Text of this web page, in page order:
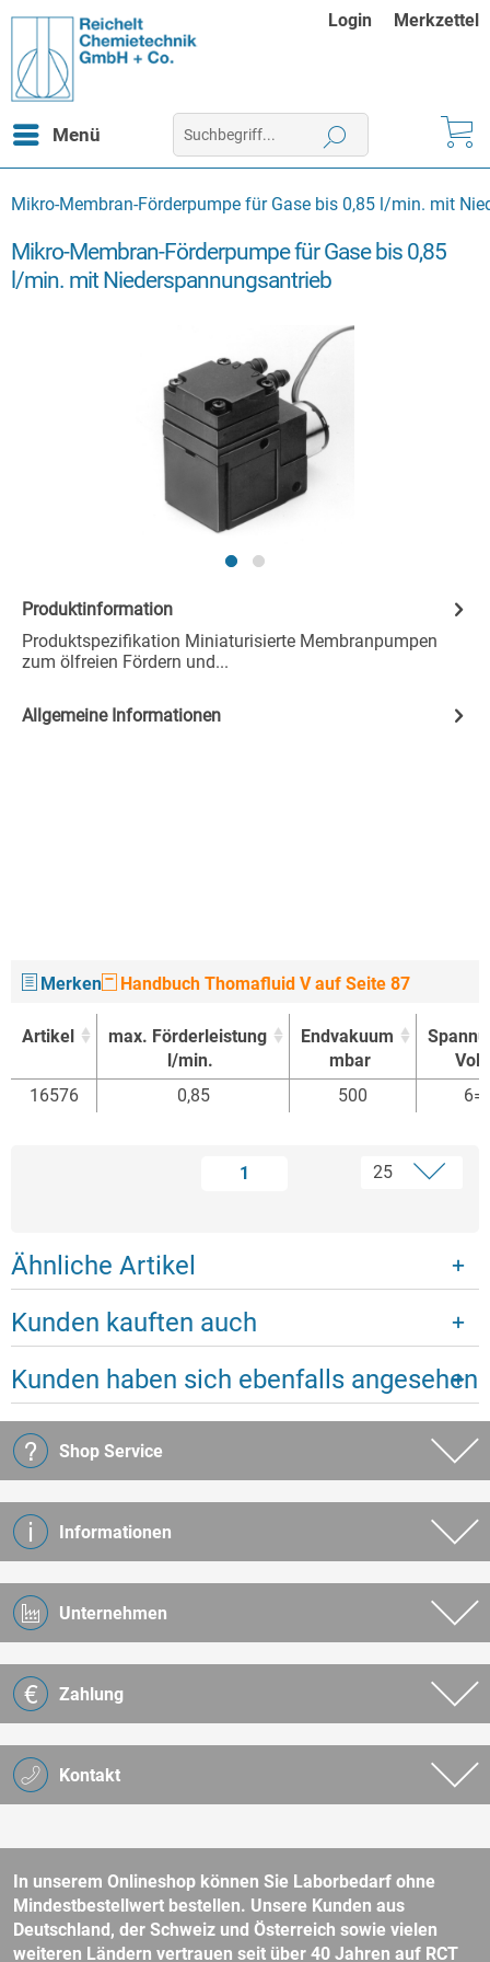
Login Merkzettel
Menü
Mikro-Membran-Förderpumpe für Gase bis 0,85 l/min. mit
Mikro-Membran-Förderpumpe für Gase bis 0,85
l/min. mit Niederspannungsantrieb
Produktinformation
Produktspezifikation Miniaturisierte Membranpumpen
zum ölfreien Fördern und...
Allgemeine Informationen
Merken Handbuch Thomafluid V auf Seite 87
Artikel
max. Förderleistung
l/min.
Endvakuum
mbar
Volt
Artikel
max. Förderleistung
Endvakuum
16576 0,85 500 6=
1
Ähnliche Artikel
Kunden kauften auch
Kunden haben sich ebenfalls angesehen
Kontakt
Shop Service
Informationen
Unternehmen
Zahlung
In unserem Onlineshop können Sie Laborbedarf ohne
Mindestbestellwert bestellen. Unsere Kunden aus
Deutschland, der Schweiz und Österreich sowie vielen
weiteren Ländern vertrauen seit über 40 Jahren auf RCT